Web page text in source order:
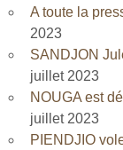
A toute la
2023
SANDJON
juillet 2023
NOUGA est
juillet 2023
PIENDJIO